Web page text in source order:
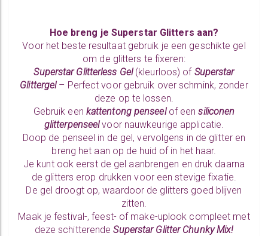
Hoe breng je Superstar Glitters aan?
Voor het beste resultaat gebruik je een geschikte gel
om de glitters te fixeren:
Superstar Glitterless Gel (kleurloos) of Superstar
Glittergel – Perfect voor gebruik over schmink, zonder
deze op te lossen.
Gebruik een kattentong penseel of eensiliconen
glitterpenseelvoor nauwkeurige applicatie.
Doop de penseel in de gel, vervolgens in de glitter en
breng het aan op de huid of in het haar.
Je kunt ook eerst de gel aanbrengen en druk daarna
de glitters erop drukken voor een stevige fixatie.
De gel droogt op, waardoor de glitters goed blijven
zitten.
Maak je festival-, feest- of make-uplook compleet met
deze schitterendeSuperstar Glitter Chunky Mix!